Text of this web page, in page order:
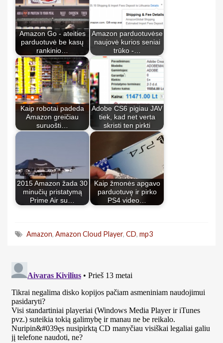
Amazon Go - ateities
parduotuvė be kasų
rankinio…
Amazon parduotuvėse
naujovė kurios seniai
trūko -…
Kaip robotai padeda
Amazon greičiau
suruošti…
Adobe CS6 pigiau JAV
tiek, kad net verta
skristi ten pirkti
2015 Amazon žada 30
minučių pristatymą
Prime Air su…
Kaip žmonės apgavo
parduotuvę ir pirko
PS4 video…
Amazon, Amazon Cloud Player, CD, mp3